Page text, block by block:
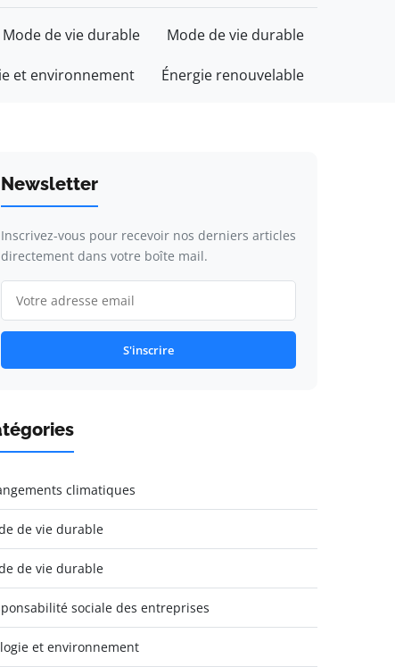
Mode de vie durable Mode de vie durable
et environnement Énergie renouvelable
Newsletter
Inscrivez-vous pour recevoir nos derniers articles
directement dans votre boîte mail.
S'inscrire
climatiques
de vie durable
de vie durable
sociale des entreprises
et environnement